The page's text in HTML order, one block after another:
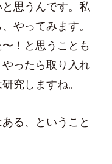
思うんです。私
やってみます。
！と思うことも
ったら取り入れ
究しますね。
る、ということ